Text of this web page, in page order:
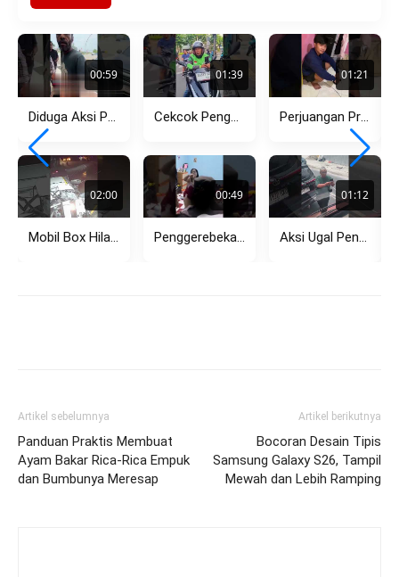
00:59 01:39 01:21
02:00
Mobil Box Hilang Kendali di Tikungan Setiabudi Bandung, Tabrak Pagar...
00:49
Penggerebekan Dugaan Perselingkuhan di Rembang Viral, Pasangan Diamankan Polisi
01:12
Aksi Ugal Pengemudi Avanza di Kemang Hadang Bus TransJakarta, Sempat...
Artikel sebelumnya
Panduan Praktis Membuat
Ayam Bakar Rica-Rica Empuk
dan Bumbunya Meresap
Artikel berikutnya
Bocoran Desain Tipis
Samsung Galaxy S26, Tampil
Mewah dan Lebih Ramping